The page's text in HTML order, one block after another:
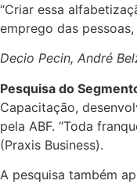
“Criar essa
emprego das
Decio Pecin, André
Pesquisa do
Capacitação,
pela ABF. “Toda
(Praxis Business).
A pesquisa também